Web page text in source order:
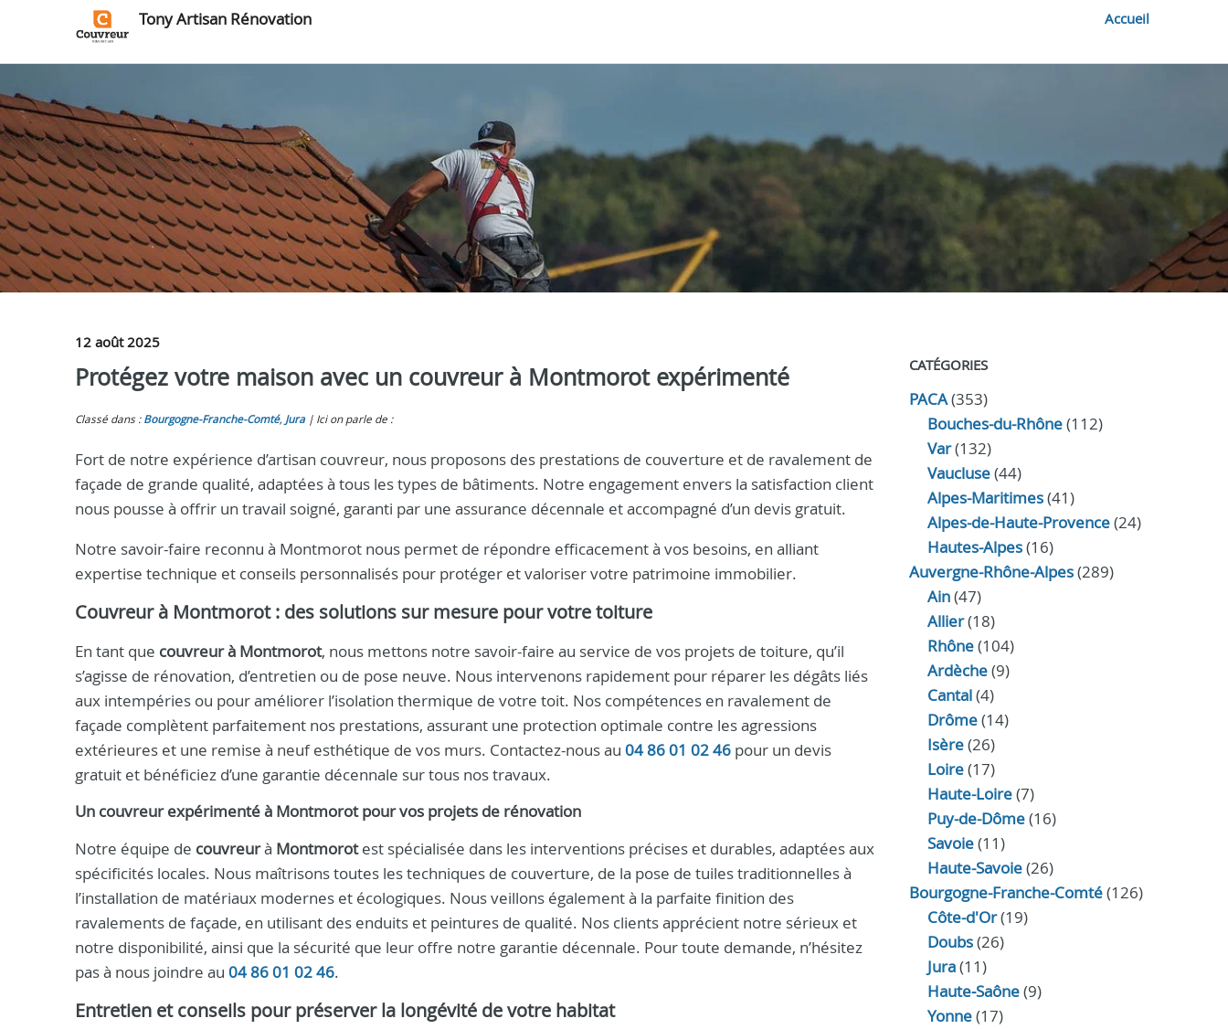
Tony Artisan Rénovation Accueil
12 août 2025
Protégez votre maison avec un couvreur à Montmorot expérimenté
Classé dans : Bourgogne-Franche-Comté, Jura Ici on parle de :
Fort de notre expérience d’artisan couvreur, nous proposons des prestations de couverture et de ravalement de
façade de grande qualité, adaptées à tous les types de bâtiments. Notre engagement envers la satisfaction client
nous pousse à offrir un travail soigné, garanti par une assurance décennale et accompagné d’un devis gratuit.
Notre savoir-faire reconnu à Montmorot nous permet de répondre efficacement à vos besoins, en alliant
expertise technique et conseils personnalisés pour protéger et valoriser votre patrimoine immobilier.
Couvreur à Montmorot: des solutions sur mesure pour votre toiture
En tant que couvreur à Montmorot, nous mettons notre savoir-faire au service de vos projets de toiture, qu’il
s’agisse de rénovation, d’entretien ou de pose neuve. Nous intervenons rapidement pour réparer les dégâts liés
aux intempéries ou pour améliorer l’isolation thermique de votre toit. Nos compétences en ravalement de
façade complètent parfaitement nos prestations, assurant une protection optimale contre les agressions
extérieures et une remise à neuf esthétique de vos murs. Contactez-nous au 04 86 01 02 46 pour un devis
gratuit et bénéficiez d’une garantie décennale sur tous nos travaux.
Un couvreurexpérimenté à Montmorotpour vos projets de rénovation
Notre équipe de couvreurà Montmorotest spécialisée dans les interventions précises et durables, adaptées aux
spécificités locales. Nous maîtrisons toutes les techniques de couverture, de la pose de tuiles traditionnelles à
l’installation de matériaux modernes et écologiques. Nous veillons également à la parfaite finition des
ravalements de façade, en utilisant des enduits et peintures de qualité. Nos clients apprécient notre sérieux et
notre disponibilité, ainsi que la sécurité que leur offre notre garantie décennale. Pour toute demande, n’hésitez
pas à nous joindre au 04 86 01 02 46.
Entretien et conseils pour préserver la longévité de votre habitat
CATÉGORIES
PACA(353)
Bouches-du-Rhône(112)
Var(132)
Vaucluse(44)
Alpes-Maritimes(41)
Alpes-de-Haute-Provence(24)
Hautes-Alpes(16)
Auvergne-Rhône-Alpes(289)
Ain(47)
Allier(18)
Rhône(104)
Ardèche(9)
Cantal(4)
Drôme(14)
Isère(26)
Loire(17)
Haute-Loire(7)
Puy-de-Dôme(16)
Savoie(11)
Haute-Savoie(26)
Bourgogne-Franche-Comté(126)
Côte-d'Or(19)
Doubs(26)
Jura(11)
Haute‑Saône(9)
Yonne(17)